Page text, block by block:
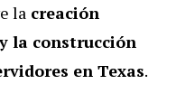
la creación
la construcción
en Texas.